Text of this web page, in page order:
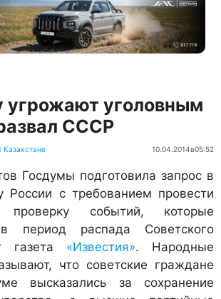
угрожают уголовным
СССР
Казахстане 10.04.2014в05:52
Госдумы подготовила запрос в
России с требованием провести
проверку событий, которые
период распада Советского
газета «Известия». Народные
что советские граждане
высказались за сохранение